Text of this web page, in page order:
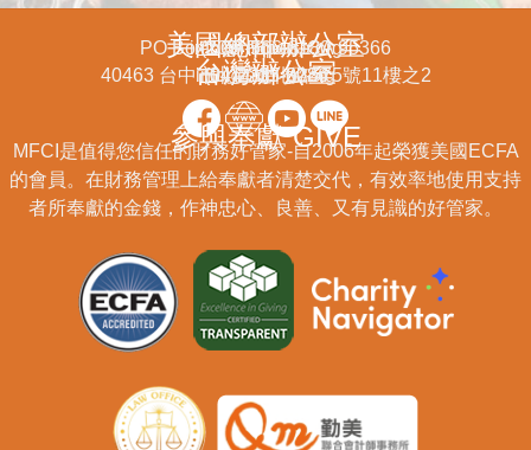
美國總部辦公室
PO Box 509 Ripon, CA 95366
(209)-566-8180
info@mfci-usa.org
台灣辦公室
40463 台中市北區進化路575號11樓之2
(04)2235-8286
(04)2237-0024
info@mfci-tw.org
參與奉獻 GIVE
MFCI是值得您信任的財務好管家-自2006年起榮獲美國ECFA
的會員。在財務管理上給奉獻者清楚交代，有效率地使用支持
者所奉獻的金錢，作神忠心、良善、又有見識的好管家。